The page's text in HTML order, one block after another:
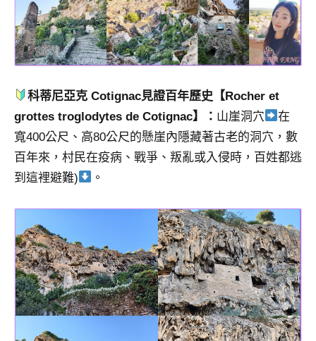
科蒂尼亞克 Cotignac見證百年歷史【Rocher et
grottes troglodytes de Cotignac】： 山崖洞穴
在
寬400公尺、高80公尺的懸崖內隱藏著古老的洞穴，數
百年來，村民在疫病、戰爭、叛亂或入侵時，百姓都逃
到這裡避難)
。